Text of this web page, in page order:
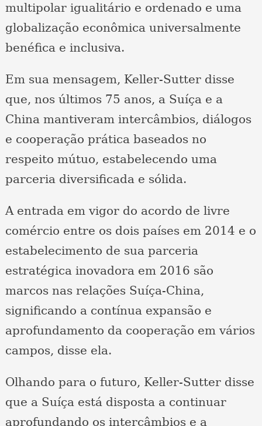
multipolar igualitário e ordenado e uma
globalização econômica universalmente
benéfica e inclusiva.
Em sua mensagem, Keller-Sutter disse
que, nos últimos 75 anos, a Suíça e a
China mantiveram intercâmbios, diálogos
e cooperação prática baseados no
respeito mútuo, estabelecendo uma
parceria diversificada e sólida.
A entrada em vigor do acordo de livre
comércio entre os dois países em 2014 e o
estabelecimento de sua parceria
estratégica inovadora em 2016 são
marcos nas relações Suíça-China,
significando a contínua expansão e
aprofundamento da cooperação em vários
campos, disse ela.
Olhando para o futuro, Keller-Sutter disse
que a Suíça está disposta a continuar
aprofundando os intercâmbios e a